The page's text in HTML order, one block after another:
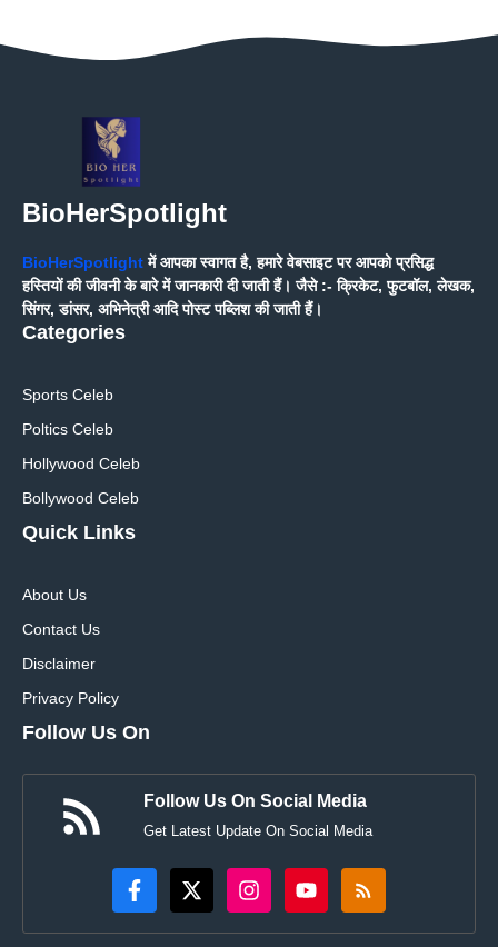
BioHerSpotlight
BioHerSpotlightमें आपका स्वागत है, हमारे वेबसाइट पर आपको प्रसिद्ध
हस्तियों की जीवनी के बारे में जानकारी दी जाती हैं। जैसे :- क्रिकेट, फुटबॉल, लेखक,
सिंगर, डांसर, अभिनेत्री आदि पोस्ट पब्लिश की जाती हैं।
Categories
Sports Celeb
Poltics Celeb
Hollywood Celeb
Bollywood Celeb
Quick Links
About Us
Contact Us
Disclaimer
Privacy Policy
Follow Us On
Follow Us On Social Media
Get Latest Update On Social Media